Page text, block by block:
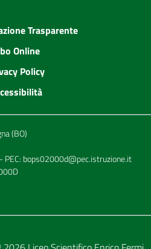
Trasparente
Online
Policy
(BO)
- PEC: bops02000d@pec.istruzione.it